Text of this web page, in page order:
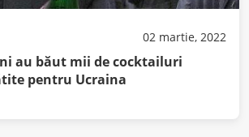
02 martie, 2022
au băut mii de cocktailuri
pentru Ucraina